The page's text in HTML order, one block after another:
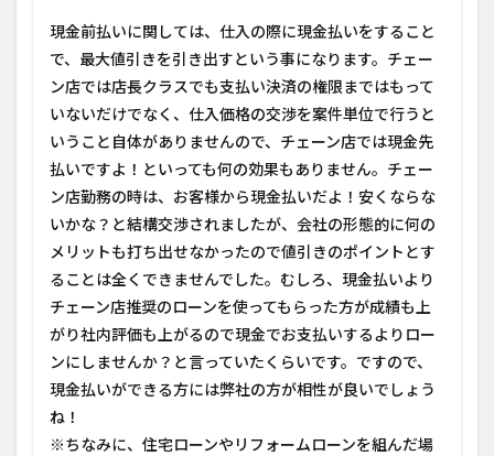
現金前払いに関しては、 仕入の際に現金払いをすること
で、最大値引きを引き出すという事になります。チェー
ン店では店長クラスでも支払い決済の権限まではもって
いないだけでなく、仕入価格の交渉を案件単位で行うと
いうこと自体がありませんので、 チェーン店では現金先
払いですよ！といっても何の効果もありません。 チェー
ン店勤務の時は、お客様から現金払いだよ！安くならな
いかな？と結構交渉されましたが、会社の形態的に何の
メリットも打ち出せなかったので値引きのポイントとす
ることは全くできませんでした。むしろ、現金払いより
チェーン店推奨のローンを使ってもらった方が成績も上
がり社内評価も上がるので現金でお支払いするよりロー
ンにしませんか？と言っていたくらいです。ですので、
現金払いができる方には弊社の方が相性が良いでしょう
ね！
※ちなみに、住宅ローンやリフォームローンを組んだ場